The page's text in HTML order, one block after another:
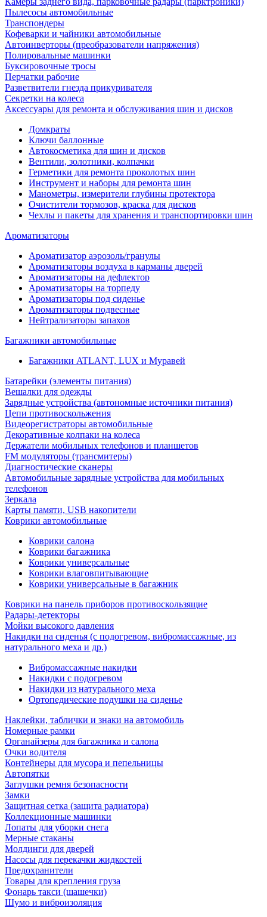
Пылесосы автомобильные
Транспондеры
Кофеварки и чайники автомобильные
Автоинверторы (преобразователи напряжения)
Полировальные машинки
Буксировочные тросы
Перчатки рабочие
Разветвители гнезда прикуривателя
Секретки на колеса
Аксессуары для ремонта и обслуживания ‎шин и дисков
Домкраты
Ключи баллонные
Автокосметика для шин и дисков
Вентили, золотники, колпачки
Герметики для ремонта проколотых шин
Инструмент и наборы для ремонта шин
Манометры, измерители глубины протектора
Очистители тормозов, краска для дисков
Чехлы и пакеты для хранения и транспортировки шин
Ароматизаторы
Ароматизатор аэрозоль/гранулы
Ароматизаторы воздуха в карманы дверей
Ароматизаторы на дефлектор
Ароматизаторы на торпеду
Ароматизаторы под сиденье
Ароматизаторы подвесные
Нейтрализаторы запахов
Багажники автомобильные
Багажники ATLANT, LUX и Муравей
Батарейки (элементы питания)
Вешалки для одежды
Зарядные устройства (автономные источники питания)
Цепи противоскольжения
Видеорегистраторы автомобильные
Декоративные колпаки на колеса
Держатели мобильных телефонов и планшетов
FM модуляторы (трансмитеры)
Диагностические сканеры
Автомобильные зарядные устройства для мобильных
телефонов
Зеркала
Карты памяти, USB накопители
Коврики автомобильные
Коврики салона
Коврики багажника
Коврики универсальные
Коврики влаговпитывающие
Коврики универсальные в багажник
Коврики на панель приборов противоскользящие
Радары-детекторы
Мойки высокого давления
Накидки на сиденья (с подогревом, вибромассажные, из
натурального меха и др.)
Вибромассажные накидки
Накидки с подогревом
Накидки из натурального меха
Ортопедические подушки на сиденье
Наклейки, таблички и знаки на автомобиль
Номерные рамки
Органайзеры для багажника и салона
Очки водителя
Контейнеры для мусора и пепельницы
Автопятки
Заглушки ремня безопасности
Замки
Защитная сетка (защита радиатора)
Коллекционные машинки
Лопаты для уборки снега
Мерные стаканы
Молдинги для дверей
Насосы для перекачки жидкостей
Предохранители
Товары для крепления груза
Фонарь такси (шашечки)
Шумо и виброизоляция